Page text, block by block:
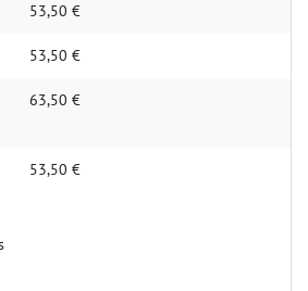
53,50 €
53,50 €
63,50 €
53,50 €